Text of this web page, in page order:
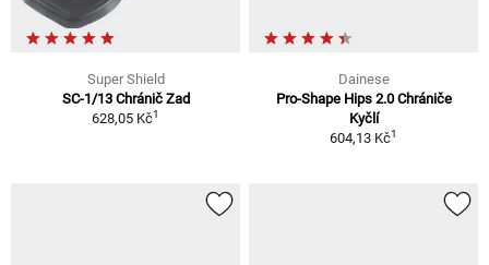
Super Shield
SC-1/13 Chránič Zad
628,05 Kč1
Dainese
Pro-Shape Hips 2.0 Chrániče
Kyčlí
604,13 Kč1